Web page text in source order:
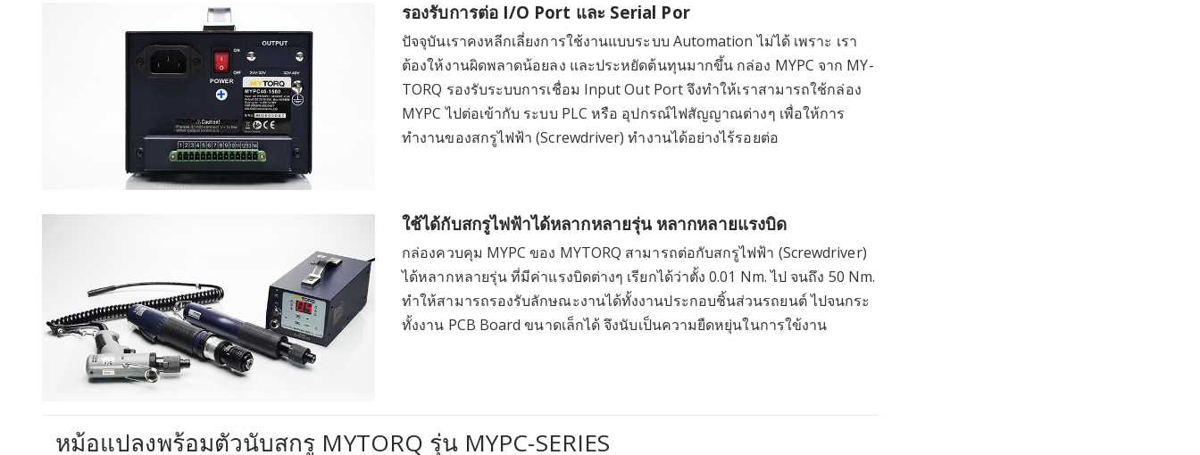
รองรับการต่อ I/O Port และ Serial Por
ปัจจุบันเราคงหลีกเลี่ยงการใช้งานแบบระบบ Automation ไม่ได้ เพราะ เรา
ต้องให้งานผิดพลาดน้อยลง และประหยัดต้นทุนมากขึ้น กล่อง MYPC จาก MY-
TORQ รองรับระบบการเชื่อม Input Out Port จึงทำให้เราสามารถใช้กล่อง
MYPC ไปต่อเข้ากับ ระบบ PLC หรือ อุปกรณ์ไฟสัญญาณต่างๆ เพื่อให้การ
ทำงานของสกรูไฟฟ้า (Screwdriver) ทำงานได้อย่างไร้รอยต่อ
ใช้ได้กับสกรูไฟฟ้าได้หลากหลายรุ่น หลากหลายแรงบิด
กล่องควบคุม MYPC ของ MYTORQ สามารถต่อกับสกรูไฟฟ้า (Screwdriver)
ได้หลากหลายรุ่น ที่มีค่าแรงบิดต่างๆ เรียกได้ว่าตั้ง 0.01 Nm. ไป จนถึง 50 Nm.
ทำให้สามารถรองรับลักษณะงานได้ทั้งงานประกอบชิ้นส่วนรถยนต์ ไปจนกระ
ทั้งงาน PCB Board ขนาดเล็กได้ จึงนับเป็นความยืดหยุ่นในการใข้งาน
หม้อแปลงพร้อมตัวนับสกรู MYTORQ รุ่น MYPC-SERIES